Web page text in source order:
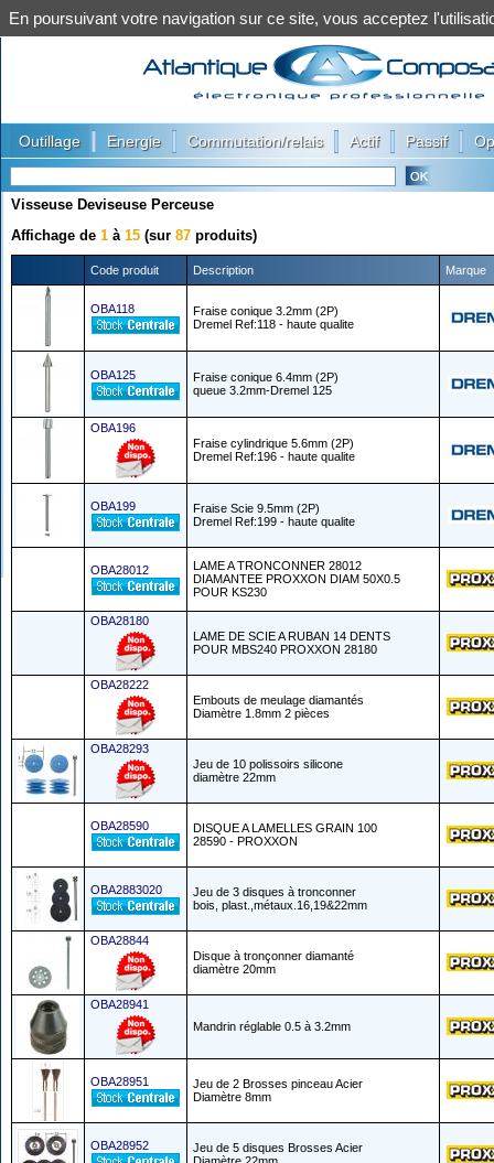
Outillage Energie Commutation/relais Actif Passif
Visseuse Deviseuse Perceuse
Affichage de 1 à 15 (sur 87 produits)
Code produit Description Marque
OBA118
Fraise conique 3.2mm (2P)
Dremel Ref:118 - haute qualite
OBA125
Fraise conique 6.4mm (2P)
queue 3.2mm-Dremel 125
OBA196
Fraise cylindrique 5.6mm (2P)
Dremel Ref:196 - haute qualite
OBA199
Fraise Scie 9.5mm (2P)
Dremel Ref:199 - haute qualite
OBA28012
LAME A TRONCONNER 28012
DIAMANTEE PROXXON DIAM 50X0.5
POUR KS230
OBA28180
LAME DE SCIE A RUBAN 14 DENTS
POUR MBS240 PROXXON 28180
OBA28222
Embouts de meulage diamantés
Diamètre 1.8mm 2 pièces
OBA28293
Jeu de 10 polissoirs silicone
diamètre 22mm
OBA28590
DISQUE A LAMELLES GRAIN 100
28590 - PROXXON
OBA2883020
Jeu de 3 disques à tronconner
bois, plast.,métaux.16,19&22mm
OBA28844
Disque à tronçonner diamanté
diamètre 20mm
OBA28941
Mandrin réglable 0.5 à 3.2mm
OBA28951
Jeu de 2 Brosses pinceau Acier
Diamètre 8mm
OBA28952
Jeu de 5 disques Brosses Acier
En poursuivant votre navigation sur ce site, vous acceptez